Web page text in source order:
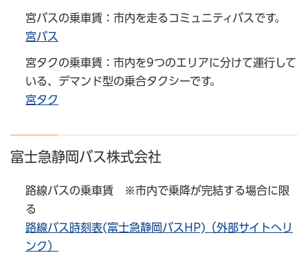
宮バスの乗車賃：市内を走るコミュニティバスです。
宮バス
宮タクの乗車賃：市内を9つのエリアに分けて運行して
いる、デマンド型の乗合タクシーです。
宮タク
富士急静岡バス株式会社
路線バスの乗車賃 ※市内で乗降が完結する場合に限
る
路線バス時刻表(富士急静岡バスHP)（外部サイトへリ
ンク）